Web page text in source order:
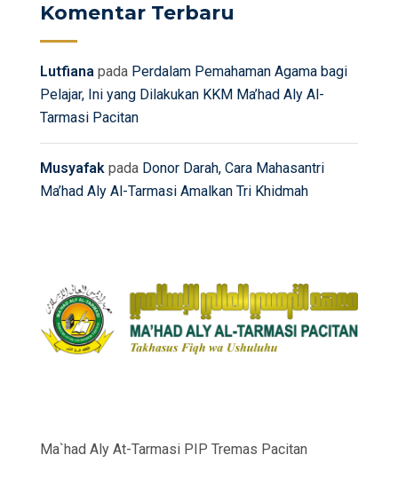
Komentar Terbaru
Lutfiana pada Perdalam Pemahaman Agama bagi
Pelajar, Ini yang Dilakukan KKM Ma’had Aly Al-
Tarmasi Pacitan
Musyafak pada Donor Darah, Cara Mahasantri
Ma’had Aly Al-Tarmasi Amalkan Tri Khidmah
Ma`had Aly At-Tarmasi PIP Tremas Pacitan